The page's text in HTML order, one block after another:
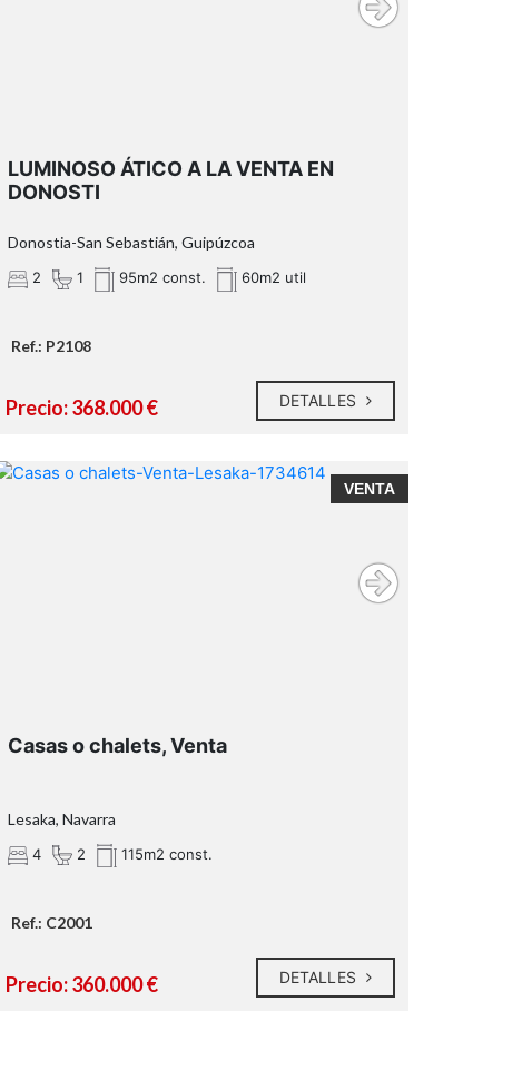
LUMINOSO ÁTICO A LA VENTA EN
DONOSTI
Donostia-San Sebastián, Guipúzcoa
2 1 95m2 const. 60m2 util
Ref.: P2108
Precio: 368.000 € DETALLES
VENTA
Casas o chalets, Venta
Lesaka, Navarra
4 2 115m2 const.
Ref.: C2001
Precio: 360.000 € DETALLES